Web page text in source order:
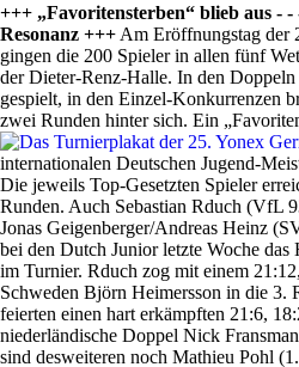
+++ „Favoritensterben“ blieb aus -
Resonanz +++ Am Eröffnungstag der
gingen die 200 Spieler in allen fünf
der Dieter-Renz-Halle. In den
gespielt, in den Einzel-Konkurrenzen
zwei Runden hinter sich. Ein
internationalen Deutschen Jugend-
Die jeweils Top-Gesetzten Spieler
Runden. Auch Sebastian Rduch (VfL
Jonas Geigenberger/Andreas Heinz
bei den Dutch Junior letzte Woche
im Turnier. Rduch zog mit einem
Schweden Björn Heimersson in die 3.
feierten einen hart erkämpften 21:6,
niederländische Doppel Nick
sind desweiteren noch Mathieu Pohl